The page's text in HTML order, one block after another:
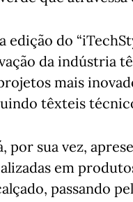
edição do
da indústria
mais
têxteis
por sua vez,
em
passando